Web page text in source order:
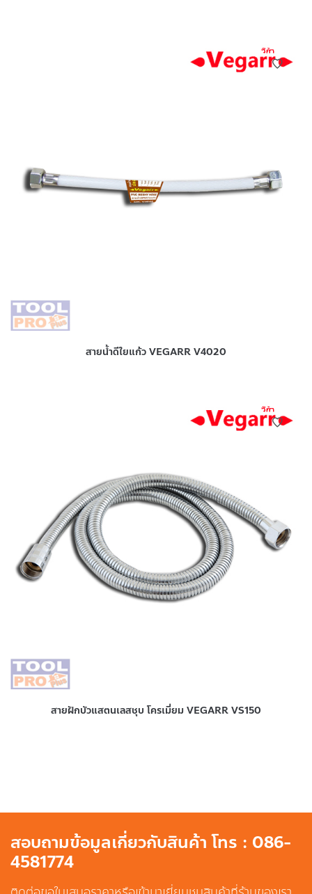
สายน้ำดีใยแก้ว VEGARR V4020
สายฝักบัวแสตนเลสชุบ โครเมี่ยม VEGARR VS150
สอบถามข้อมูลเกี่ยวกับสินค้า โทร : 086-
4581774